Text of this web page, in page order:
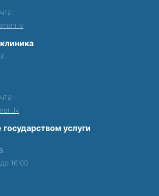
услуги
16:00